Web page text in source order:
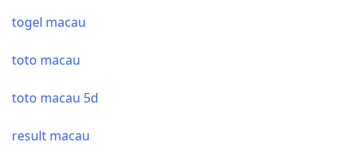
togel macau
toto macau
toto macau 5d
result macau